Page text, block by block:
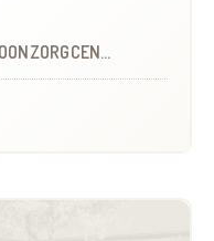
(WZC)